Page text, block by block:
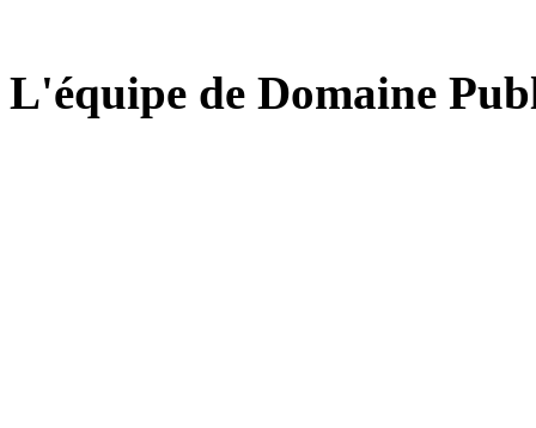
L'équipe de Domaine